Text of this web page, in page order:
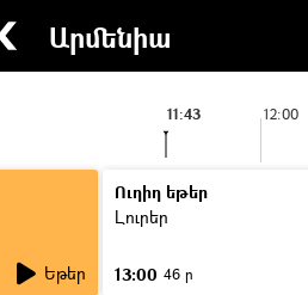
Արմենիա
12:00
11:43
Եթեր
Ուղիղ եթեր
Լուրեր
13:00 46 ր